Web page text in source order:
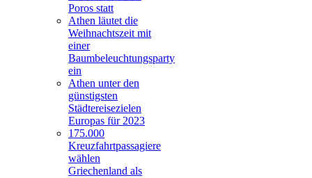
Poros statt
Athen läutet die
Weihnachtszeit mit
einer
Baumbeleuchtungsparty
ein
Athen unter den
günstigsten
Städtereisezielen
Europas für 2023
175.000
Kreuzfahrtpassagiere
wählen
Griechenland als